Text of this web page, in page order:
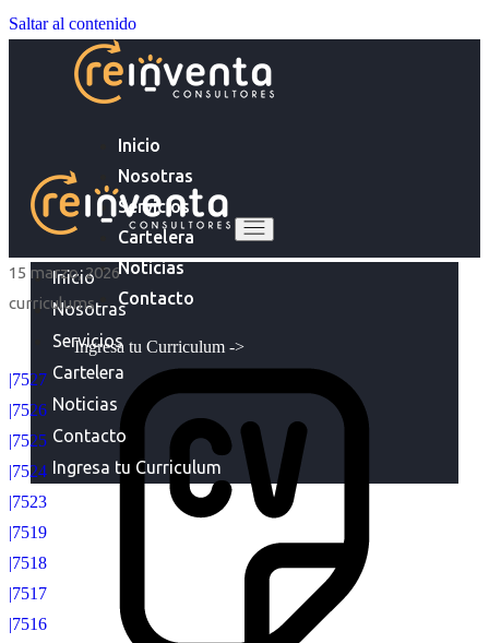
Saltar al contenido
Inicio
Nosotras
Servicios
Cartelera
Noticias
Contacto
Ingresa tu Curriculum ->
Inicio
Nosotras
Servicios
Cartelera
Noticias
Contacto
Ingresa tu Curriculum
15 marzo, 2026
curriculums
|7527
|7526
|7525
|7524
|7523
|7519
|7518
|7517
|7516